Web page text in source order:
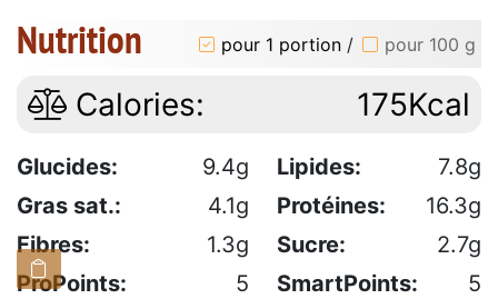
Nutrition pour 1 portion / pour 100 g
Calories: 175Kcal
Glucides: 9.4g Lipides:
7.8g
Gras sat.:
4.1g Protéines:
16.3g
Fibres:
1.3g Sucre:
2.7g
ProPoints:
5 SmartPoints: 5